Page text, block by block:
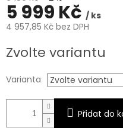
5 999 Kč / ks
4 957,85 Kč bez DPH
cena:
Zvolte variantu
Varianta
Přidat do